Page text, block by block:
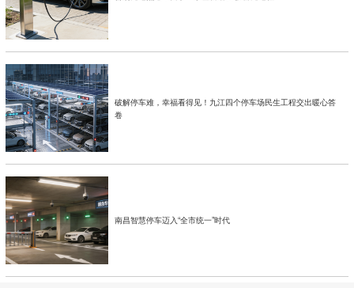
破解停车难，幸福看得见！九江四个停车场民生工程交出暖心答
卷
南昌智慧停车迈入“全市统一”时代